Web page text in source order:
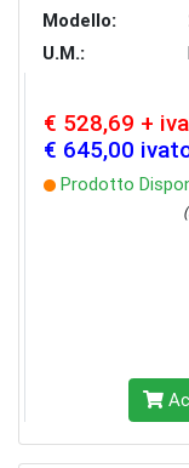
Modello:
U.M.:
€ 528,69 + iva
€ 645,00
Prodotto